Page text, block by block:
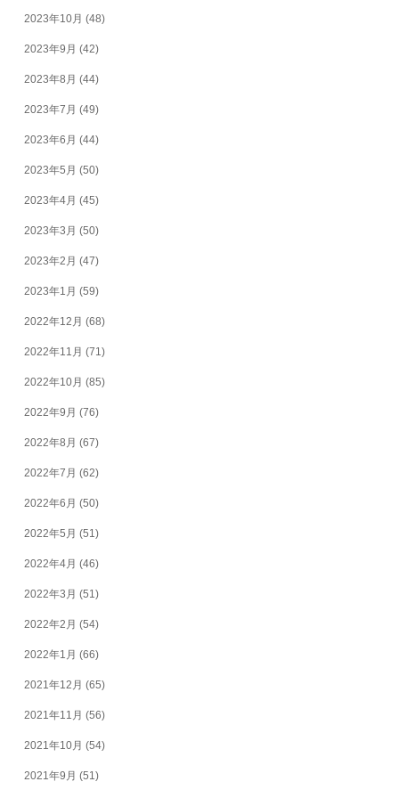
2023年10月 (48)
2023年9月 (42)
2023年8月 (44)
2023年7月 (49)
2023年6月 (44)
2023年5月 (50)
2023年4月 (45)
2023年3月 (50)
2023年2月 (47)
2023年1月 (59)
2022年12月 (68)
2022年11月 (71)
2022年10月 (85)
2022年9月 (76)
2022年8月 (67)
2022年7月 (62)
2022年6月 (50)
2022年5月 (51)
2022年4月 (46)
2022年3月 (51)
2022年2月 (54)
2022年1月 (66)
2021年12月 (65)
2021年11月 (56)
2021年10月 (54)
2021年9月 (51)